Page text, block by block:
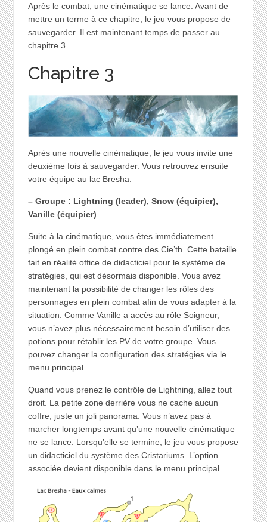
Après le combat, une cinématique se lance. Avant de
mettre un terme à ce chapitre, le jeu vous propose de
sauvegarder. Il est maintenant temps de passer au
chapitre 3.
Chapitre 3
Après une nouvelle cinématique, le jeu vous invite une
deuxième fois à sauvegarder. Vous retrouvez ensuite
votre équipe au lac Bresha.
– Groupe : Lightning (leader), Snow (équipier),
Vanille (équipier)
Suite à la cinématique, vous êtes immédiatement
plongé en plein combat contre des Cie’th. Cette bataille
fait en réalité office de didacticiel pour le système de
stratégies, qui est désormais disponible. Vous avez
maintenant la possibilité de changer les rôles des
personnages en plein combat afin de vous adapter à la
situation. Comme Vanille a accès au rôle Soigneur,
vous n’avez plus nécessairement besoin d’utiliser des
potions pour rétablir les PV de votre groupe. Vous
pouvez changer la configuration des stratégies via le
menu principal.
Quand vous prenez le contrôle de Lightning, allez tout
droit. La petite zone derrière vous ne cache aucun
coffre, juste un joli panorama. Vous n’avez pas à
marcher longtemps avant qu’une nouvelle cinématique
ne se lance. Lorsqu’elle se termine, le jeu vous propose
un didacticiel du système des Cristariums. L’option
associée devient disponible dans le menu principal.